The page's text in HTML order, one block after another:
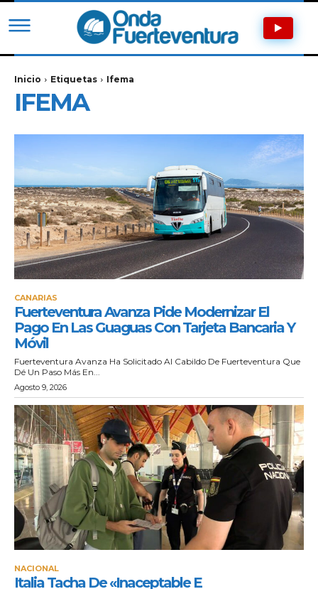
Inicio Etiquetas Ifema
IFEMA
CANARIAS
Fuerteventura Avanza Pide Modernizar El
Pago En Las Guaguas Con Tarjeta Bancaria Y
Móvil
Fuerteventura Avanza Ha Solicitado Al Cabildo De Fuerteventura Que
Dé Un Paso Más En...
Agosto 9, 2026
NACIONAL
Italia Tacha De «inaceptable E